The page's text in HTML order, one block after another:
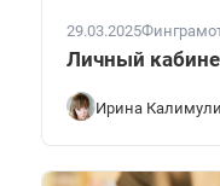
29.03.2025
Личный
Ирина